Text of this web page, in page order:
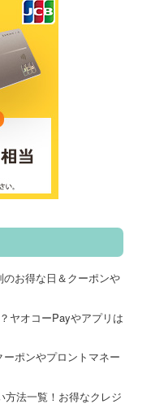
お得な日＆クーポンや
ヤオコーPayやアプリは
ポンやプロントマネー
方法一覧！お得なクレジ